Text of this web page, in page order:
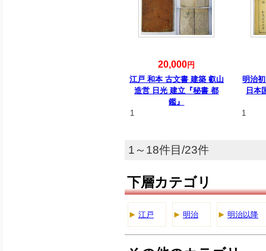
20,000円
江戸 和本 古文書 建築 叡山
造営 日光 建立『秘書 都
鑑』
1
明治
日本
1
1～18件目/23件
下層カテゴリ
江戸 明治 明治以降